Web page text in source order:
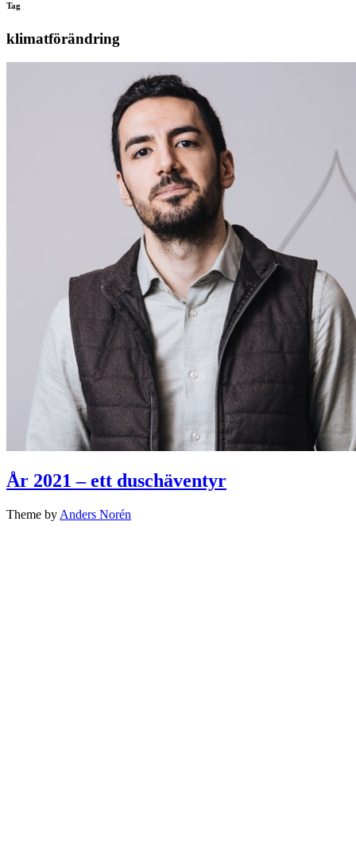
Tag
klimatförändring
År 2021 – ett duschäventyr
Theme by Anders Norén